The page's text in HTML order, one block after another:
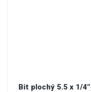
Bit plochý 5.5 x 1/